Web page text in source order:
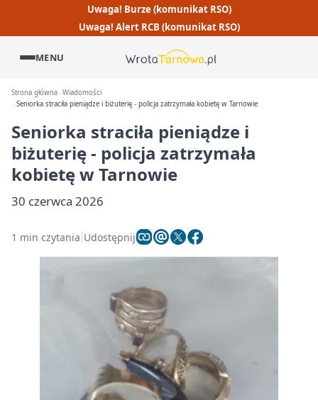
Uwaga! Burze (komunikat RSO)
Uwaga! Alert RCB (komunikat RSO)
MENU
Strona główna Wiadomości
Seniorka straciła pieniądze i biżuterię - policja zatrzymała kobietę w Tarnowie
Seniorka straciła pieniądze i
biżuterię - policja zatrzymała
kobietę w Tarnowie
30 czerwca 2026
1 min czytania Udostępnij